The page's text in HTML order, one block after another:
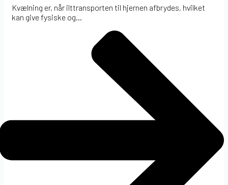
Kvælning er, når ilttransporten til hjernen afbrydes, hvilket
kan give fysiske og...